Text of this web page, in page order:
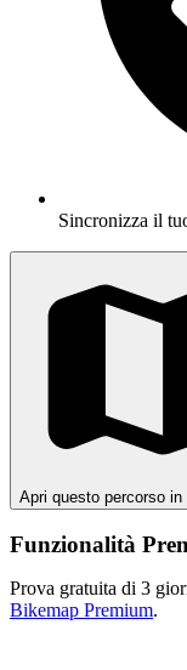
Sincronizza il
Apri questo percorso in
Funzionalità
Prova gratuita di 3
Bikemap Premium.